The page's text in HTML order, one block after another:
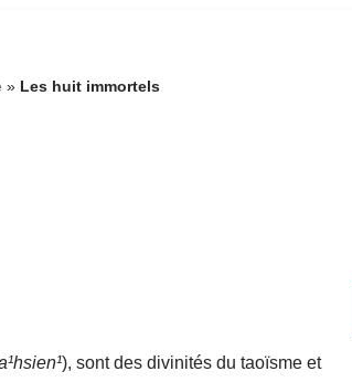
» Les huit immortels
), sont des divinités du taoïsme et